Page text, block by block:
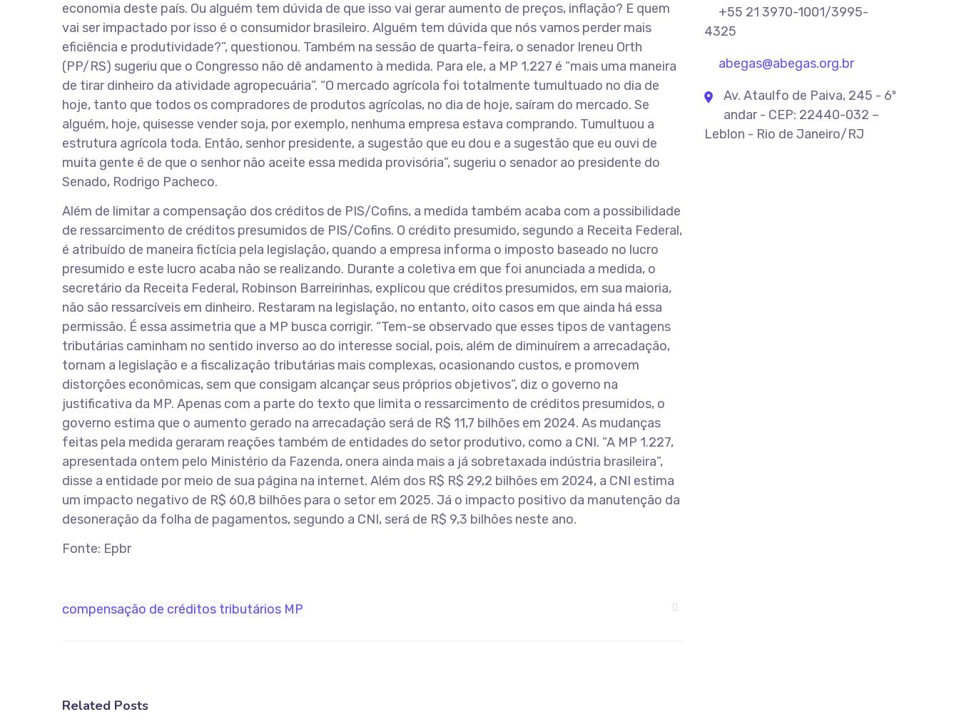
economia deste país. Ou alguém tem dúvida de que isso vai gerar aumento de preços, inflação? E quem
vai ser impactado por isso é o consumidor brasileiro. Alguém tem dúvida que nós vamos perder mais
eficiência e produtividade?”, questionou. Também na sessão de quarta-feira, o senador Ireneu Orth
(PP/RS) sugeriu que o Congresso não dê andamento à medida. Para ele, a MP 1.227 é “mais uma maneira
de tirar dinheiro da atividade agropecuária”. “O mercado agrícola foi totalmente tumultuado no dia de
hoje, tanto que todos os compradores de produtos agrícolas, no dia de hoje, saíram do mercado. Se
alguém, hoje, quisesse vender soja, por exemplo, nenhuma empresa estava comprando. Tumultuou a
estrutura agrícola toda. Então, senhor presidente, a sugestão que eu dou e a sugestão que eu ouvi de
muita gente é de que o senhor não aceite essa medida provisória”, sugeriu o senador ao presidente do
Senado, Rodrigo Pacheco.
Além de limitar a compensação dos créditos de PIS/Cofins, a medida também acaba com a possibilidade
de ressarcimento de créditos presumidos de PIS/Cofins. O crédito presumido, segundo a Receita Federal,
é atribuído de maneira fictícia pela legislação, quando a empresa informa o imposto baseado no lucro
presumido e este lucro acaba não se realizando. Durante a coletiva em que foi anunciada a medida, o
secretário da Receita Federal, Robinson Barreirinhas, explicou que créditos presumidos, em sua maioria,
não são ressarcíveis em dinheiro. Restaram na legislação, no entanto, oito casos em que ainda há essa
permissão. É essa assimetria que a MP busca corrigir. “Tem-se observado que esses tipos de vantagens
tributárias caminham no sentido inverso ao do interesse social, pois, além de diminuírem a arrecadação,
tornam a legislação e a fiscalização tributárias mais complexas, ocasionando custos, e promovem
distorções econômicas, sem que consigam alcançar seus próprios objetivos”, diz o governo na
justificativa da MP. Apenas com a parte do texto que limita o ressarcimento de créditos presumidos, o
governo estima que o aumento gerado na arrecadação será de R$ 11,7 bilhões em 2024. As mudanças
feitas pela medida geraram reações também de entidades do setor produtivo, como a CNI. “A MP 1.227,
apresentada ontem pelo Ministério da Fazenda, onera ainda mais a já sobretaxada indústria brasileira”,
disse a entidade por meio de sua página na internet. Além dos R$ R$ 29,2 bilhões em 2024, a CNI estima
um impacto negativo de R$ 60,8 bilhões para o setor em 2025. Já o impacto positivo da manutenção da
desoneração da folha de pagamentos, segundo a CNI, será de R$ 9,3 bilhões neste ano.
Fonte: Epbr
compensação de créditos tributários MP
Related Posts
+55 21 3970-1001/3995-
4325
abegas@abegas.org.br
Av. Ataulfo de Paiva, 245 - 6º
andar - CEP: 22440-032 –
Leblon - Rio de Janeiro/RJ